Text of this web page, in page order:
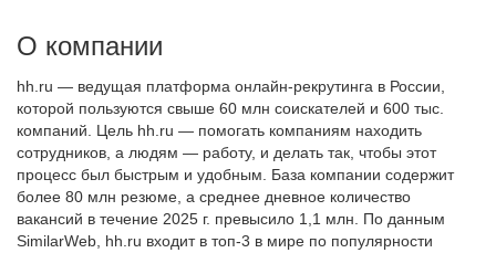
О компании
hh.ru — ведущая платформа онлайн-рекрутинга в России,
которой пользуются свыше 60 млн соискателей и 600 тыс.
компаний. Цель hh.ru — помогать компаниям находить
сотрудников, а людям — работу, и делать так, чтобы этот
процесс был быстрым и удобным. База компании содержит
более 80 млн резюме, а среднее дневное количество
вакансий в течение 2025 г. превысило 1,1 млн. По данным
SimilarWeb, hh.ru входит в топ-3 в мире по популярности